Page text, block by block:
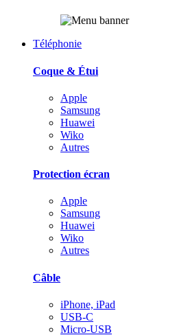
Téléphonie
Coque & Étui
Apple
Samsung
Huawei
Wiko
Autres
Protection écran
Apple
Samsung
Huawei
Wiko
Autres
Câble
iPhone, iPad
USB-C
Micro-USB